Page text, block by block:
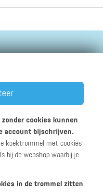
voorwaarden
© 2026 ippies B.V.
zonder cookies kunnen
account bijschrijven.
koektrommel met cookies
bij de webshop waarbij je
in de trommel zitten